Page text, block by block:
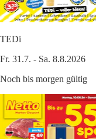
TEDi
Fr. 31.7. - Sa. 8.8.2026
Noch bis morgen gültig